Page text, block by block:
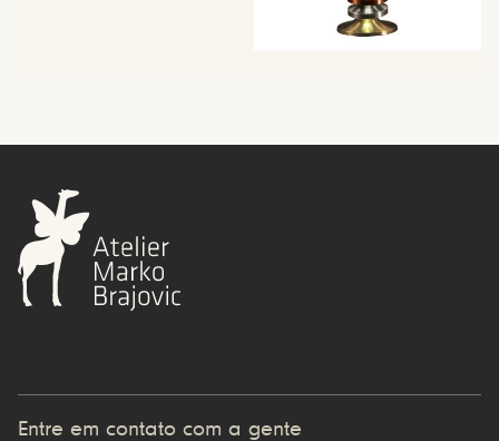
Entre em contato com a gente